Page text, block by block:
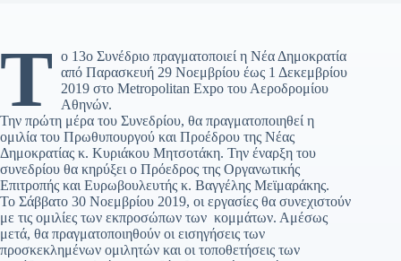
Τ ο 13ο Συνέδριο πραγματοποιεί η Νέα Δημοκρατία
από Παρασκευή 29 Νοεμβρίου έως 1 Δεκεμβρίου
2019 στο Metropolitan Expo του Αεροδρομίου
Αθηνών.
Την πρώτη μέρα του Συνεδρίου, θα πραγματοποιηθεί η
ομιλία του Πρωθυπουργού και Προέδρου της Νέας
Δημοκρατίας κ. Κυριάκου Μητσοτάκη. Την έναρξη του
συνεδρίου θα κηρύξει ο Πρόεδρος της Οργανωτικής
Επιτροπής και Ευρωβουλευτής κ. Βαγγέλης Μεϊμαράκης.
Το Σάββατο 30 Νοεμβρίου 2019, οι εργασίες θα συνεχιστούν
με τις ομιλίες των εκπροσώπων των κομμάτων. Αμέσως
μετά, θα πραγματοποιηθούν οι εισηγήσεις των
προσκεκλημένων ομιλητών και οι τοποθετήσεις των